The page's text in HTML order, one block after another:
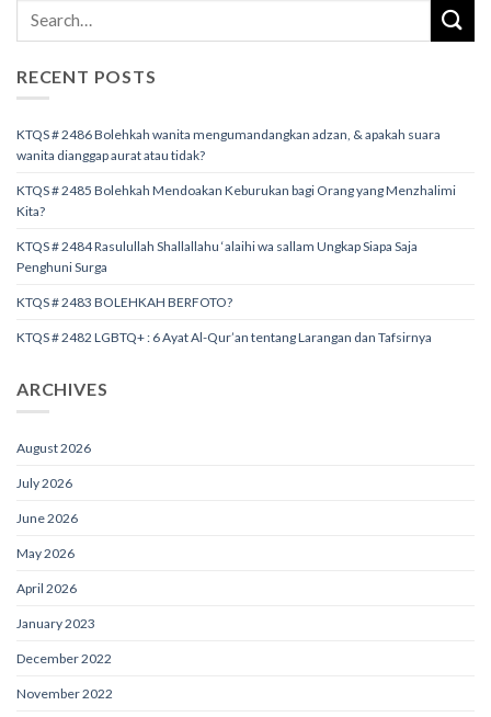
RECENT POSTS
KTQS # 2486 Bolehkah wanita mengumandangkan adzan, & apakah suara
wanita dianggap aurat atau tidak?
KTQS # 2485 Bolehkah Mendoakan Keburukan bagi Orang yang Menzhalimi
Kita?
KTQS # 2484 Rasulullah Shallallahu ‘alaihi wa sallam Ungkap Siapa Saja
Penghuni Surga
KTQS # 2483 BOLEHKAH BERFOTO?
KTQS # 2482 LGBTQ+ : 6 Ayat Al-Qur’an tentang Larangan dan Tafsirnya
ARCHIVES
August 2026
July 2026
June 2026
May 2026
April 2026
January 2023
December 2022
November 2022